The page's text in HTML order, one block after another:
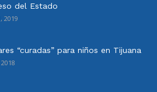
del Estado
2019
“curadas” para niños en Tijuana